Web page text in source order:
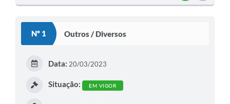
Nº 1 Outros / Diversos
Data: 20/03/2023
Situação: EM VIGOR